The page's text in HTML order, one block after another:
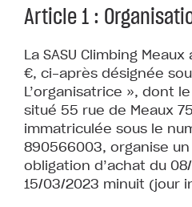
Article 1 :
La SASU Climbing
€, ci-après désignée
L’organisatrice », dont
situé 55 rue de Meaux
immatriculée sous le
890566003, organise
obligation d’achat du
15/03/2023 minuit (jour